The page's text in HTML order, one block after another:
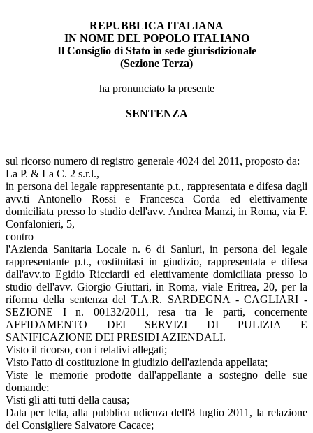
REPUBBLICA ITALIANA
IN NOME DEL POPOLO ITALIANO
Il Consiglio di Stato in sede giurisdizionale
(Sezione Terza)
ha pronunciato la presente
SENTENZA
sul ricorso numero di registro generale 4024 del 2011, proposto da:
La P. & La C. 2 s.r.l.,
in persona del legale rappresentante p.t., rappresentata e difesa dagli
avv.ti Antonello Rossi e Francesca Corda ed elettivamente
domiciliata presso lo studio dell'avv. Andrea Manzi, in Roma, via F.
Confalonieri, 5,
contro
l'Azienda Sanitaria Locale n. 6 di Sanluri, in persona del legale
rappresentante p.t., costituitasi in giudizio, rappresentata e difesa
dall'avv.to Egidio Ricciardi ed elettivamente domiciliata presso lo
studio dell'avv. Giorgio Giuttari, in Roma, viale Eritrea, 20, per la
riforma della sentenza del T.A.R. SARDEGNA - CAGLIARI -
SEZIONE I n. 00132/2011, resa tra le parti, concernente
AFFIDAMENTO DEI SERVIZI DI PULIZIA E
SANIFICAZIONE DEI PRESIDI AZIENDALI.
Visto il ricorso, con i relativi allegati;
Visto l'atto di costituzione in giudizio dell'azienda appellata;
Viste le memorie prodotte dall'appellante a sostegno delle sue
domande;
Visti gli atti tutti della causa;
Data per letta, alla pubblica udienza dell'8 luglio 2011, la relazione
del Consigliere Salvatore Cacace;